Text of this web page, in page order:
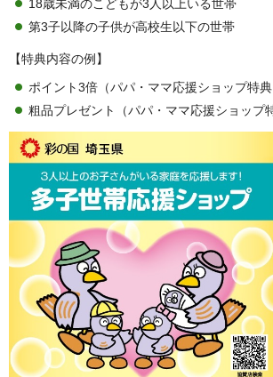
18歳未満のこどもが3人以上いる世帯
第3子以降の子供が高校生以下の世帯
【特典内容の例】
ポイント3倍（パパ・ママ応援ショップ特典
粗品プレゼント（パパ・ママ応援ショッ